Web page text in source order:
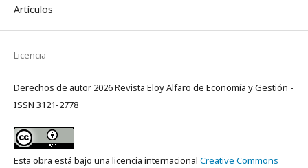
Artículos
Licencia
Derechos de autor 2026 Revista Eloy Alfaro de Economía y Gestión -
ISSN 3121-2778
Esta obra está bajo una licencia internacional Creative Commons